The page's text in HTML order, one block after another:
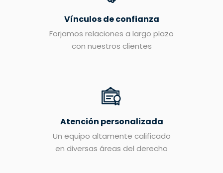
Vínculos de confianza
Forjamos relaciones a largo plazo
con nuestros clientes
Atención personalizada
Un equipo altamente calificado
en diversas áreas del derecho